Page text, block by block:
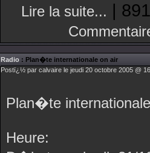
Lire la suite... |
Radio : Plan�te internationale on air
Postï¿½ par calvaire le jeudi 20 octobre 2005 @
Plan�te
Heure: